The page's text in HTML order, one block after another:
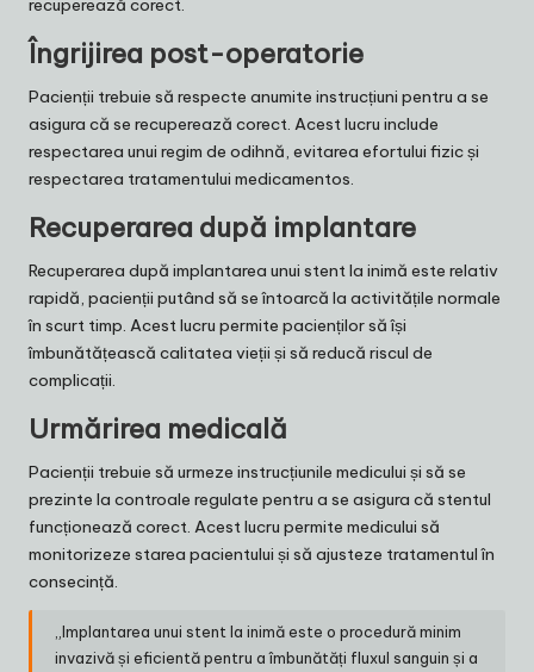
recuperează corect.
Îngrijirea post-operatorie
Pacienții trebuie să respecte anumite instrucțiuni pentru a se
asigura că se recuperează corect. Acest lucru include
respectarea unui regim de odihnă, evitarea efortului fizic și
respectarea tratamentului medicamentos.
Recuperarea după implantare
Recuperarea după implantarea unui stent la inimă este relativ
rapidă, pacienții putând să se întoarcă la activitățile normale
în scurt timp. Acest lucru permite pacienților să își
îmbunătățească calitatea vieții și să reducă riscul de
complicații.
Urmărirea medicală
Pacienții trebuie să urmeze instrucțiunile medicului și să se
prezinte la controale regulate pentru a se asigura că stentul
funcționează corect. Acest lucru permite medicului să
monitorizeze starea pacientului și să ajusteze tratamentul în
consecință.
„Implantarea unui stent la inimă este o procedură minim
invazivă și eficientă pentru a îmbunătăți fluxul sanguin și a